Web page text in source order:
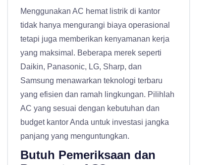
Menggunakan AC hemat listrik di kantor
tidak hanya mengurangi biaya operasional
tetapi juga memberikan kenyamanan kerja
yang maksimal. Beberapa merek seperti
Daikin, Panasonic, LG, Sharp, dan
Samsung menawarkan teknologi terbaru
yang efisien dan ramah lingkungan. Pilihlah
AC yang sesuai dengan kebutuhan dan
budget kantor Anda untuk investasi jangka
panjang yang menguntungkan.
Butuh Pemeriksaan dan